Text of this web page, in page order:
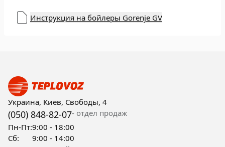
Инструкция на бойлеры Gorenje GV
Украина, Киев, Свободы, 4
(050) 848-82-07- отдел продаж
Пн-Пт:9:00 - 18:00
Сб:
9:00 - 14:00